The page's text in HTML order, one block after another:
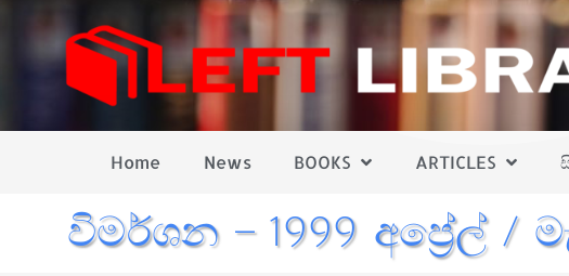
Home News BOOKS ARTICLES
විමර්ශන – 1999 අප්‍රේල් /